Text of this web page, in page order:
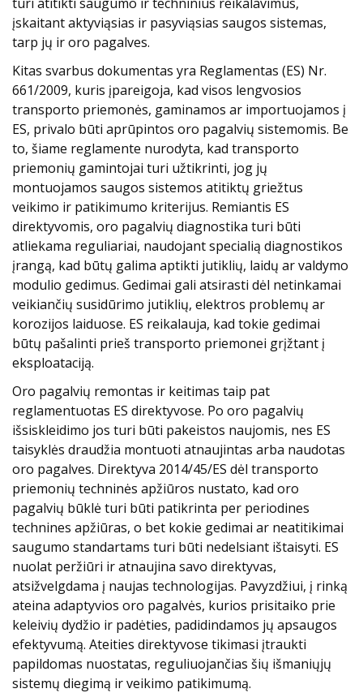
įskaitant aktyviąsias ir pasyviąsias saugos sistemas,
tarp jų ir oro pagalves.
Kitas svarbus dokumentas yra Reglamentas (ES) Nr.
661/2009, kuris įpareigoja, kad visos lengvosios
transporto priemonės, gaminamos ar importuojamos į
ES, privalo būti aprūpintos oro pagalvių sistemomis. Be
to, šiame reglamente nurodyta, kad transporto
priemonių gamintojai turi užtikrinti, jog jų
montuojamos saugos sistemos atitiktų griežtus
veikimo ir patikimumo kriterijus. Remiantis ES
direktyvomis, oro pagalvių diagnostika turi būti
atliekama reguliariai, naudojant specialią diagnostikos
įrangą, kad būtų galima aptikti jutiklių, laidų ar valdymo
modulio gedimus. Gedimai gali atsirasti dėl netinkamai
veikiančių susidūrimo jutiklių, elektros problemų ar
korozijos laiduose. ES reikalauja, kad tokie gedimai
būtų pašalinti prieš transporto priemonei grįžtant į
eksploataciją.
Oro pagalvių remontas ir keitimas taip pat
reglamentuotas ES direktyvose. Po oro pagalvių
išsiskleidimo jos turi būti pakeistos naujomis, nes ES
taisyklės draudžia montuoti atnaujintas arba naudotas
oro pagalves. Direktyva 2014/45/ES dėl transporto
priemonių techninės apžiūros nustato, kad oro
pagalvių būklė turi būti patikrinta per periodines
technines apžiūras, o bet kokie gedimai ar neatitikimai
saugumo standartams turi būti nedelsiant ištaisyti. ES
nuolat peržiūri ir atnaujina savo direktyvas,
atsižvelgdama į naujas technologijas. Pavyzdžiui, į rinką
ateina adaptyvios oro pagalvės, kurios prisitaiko prie
keleivių dydžio ir padėties, padidindamos jų apsaugos
efektyvumą. Ateities direktyvose tikimasi įtraukti
papildomas nuostatas, reguliuojančias šių išmaniųjų
sistemų diegimą ir veikimo patikimumą.